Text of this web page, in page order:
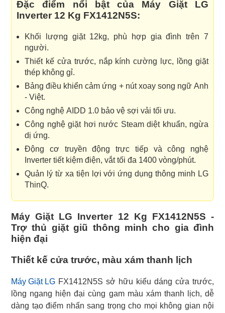
Đặc điểm nổi bật của Máy Giặt LG
Inverter 12 Kg FX1412N5S:
Khối lượng giặt 12kg, phù hợp gia đình trên 7
người.
Thiết kế cửa trước, nắp kính cường lực, lồng giặt
thép không gỉ.
Bảng điều khiển cảm ứng + nút xoay song ngữ Anh
- Việt.
Công nghệ AIDD 1.0 bảo vệ sợi vải tối ưu.
Công nghệ giặt hơi nước Steam diệt khuẩn, ngừa
dị ứng.
Động cơ truyền động trực tiếp và công nghệ
Inverter tiết kiệm điện, vắt tối đa 1400 vòng/phút.
Quản lý từ xa tiện lợi với ứng dụng thông minh LG
ThinQ.
Máy Giặt LG Inverter 12 Kg FX1412N5S -
Trợ thủ giặt giũ thông minh cho gia đình
hiện đại
Thiết kế cửa trước, màu xám thanh lịch
Máy Giặt LG FX1412N5S sở hữu kiểu dáng cửa trước,
lồng ngang hiện đại cùng gam màu xám thanh lịch, dễ
dàng tạo điểm nhấn sang trọng cho mọi không gian nội